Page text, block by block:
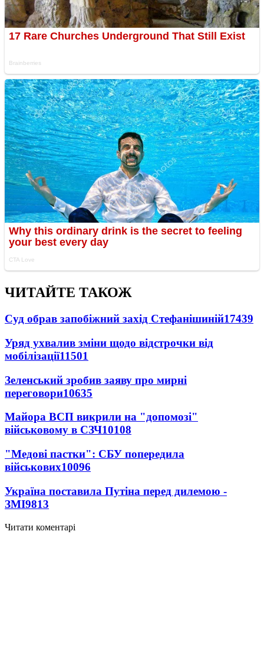
ЧИТАЙТЕ ТАКОЖ
Суд обрав запобіжний захід Стефанішиній17439
Уряд ухвалив зміни щодо відстрочки від
мобілізації11501
Зеленський зробив заяву про мирні
переговори10635
Майора ВСП викрили на "допомозі"
військовому в СЗЧ10108
"Медові пастки": СБУ попередила
військових10096
Україна поставила Путіна перед дилемою -
ЗМІ9813
Читати коментарі